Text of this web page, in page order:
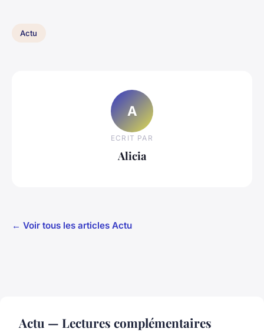
Actu
A
ECRIT PAR
Alicia
← Voir tous les articles Actu
Actu — Lectures complémentaires